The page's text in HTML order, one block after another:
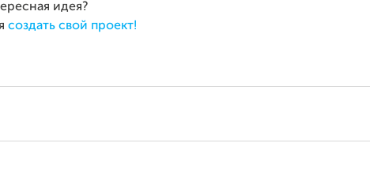
идея?
создать свой проект!